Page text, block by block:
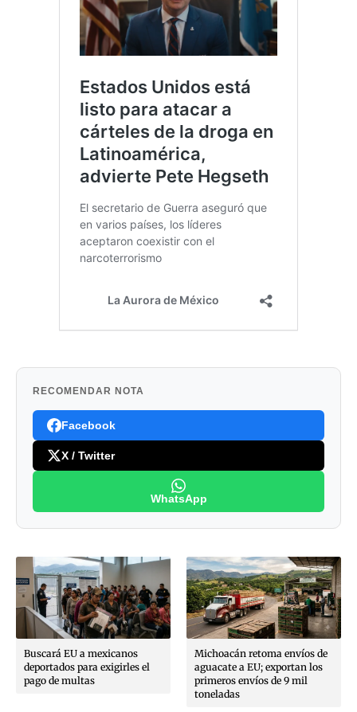
RECOMENDAR NOTA
Facebook
X / Twitter
WhatsApp
Buscará EU a mexicanos
deportados para exigirles el
pago de multas
Michoacán retoma envíos de
aguacate a EU; exportan los
primeros envíos de 9 mil
toneladas